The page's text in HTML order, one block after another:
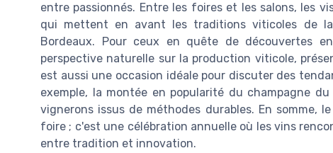
entre passionnés. Entre les foires et les salons, les
qui mettent en avant les traditions viticoles de
Bordeaux. Pour ceux en quête de découvertes
perspective naturelle sur la production viticole,
est aussi une occasion idéale pour discuter des
exemple, la montée en popularité du champagne
vignerons issus de méthodes durables. En somme,
foire ; c'est une célébration annuelle où les vins
entre tradition et innovation.